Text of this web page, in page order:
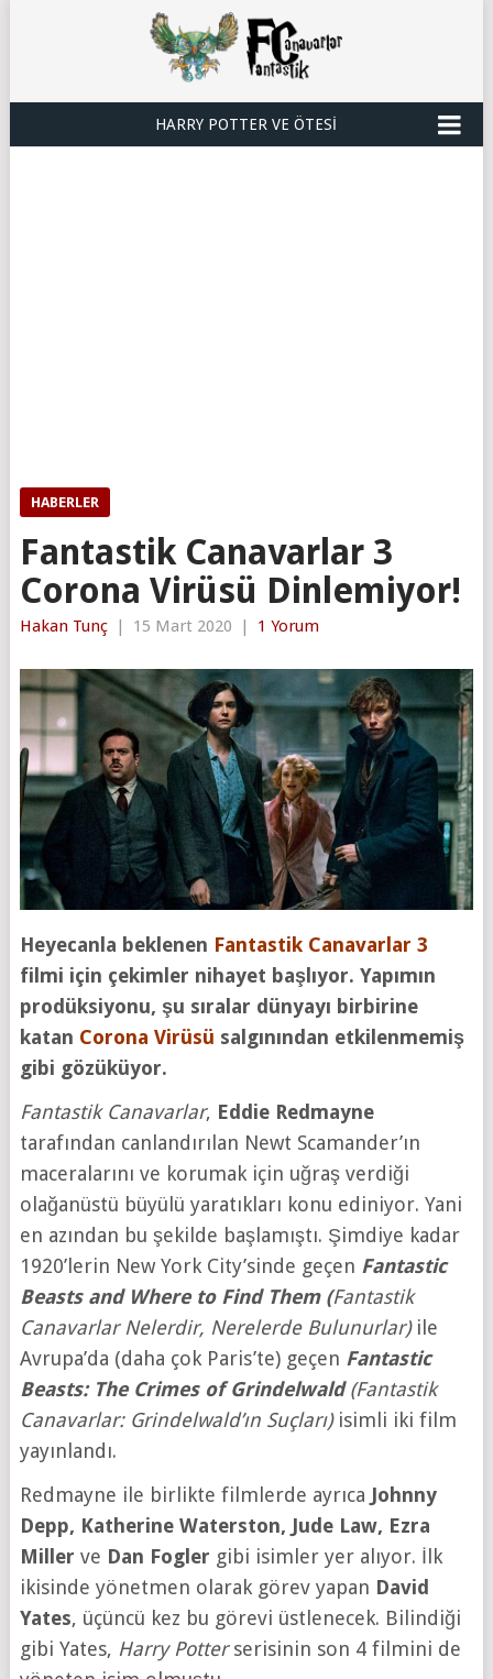
HARRY POTTER VE ÖTESI
HABERLER
Fantastik Canavarlar 3
Corona Virüsü Dinlemiyor!
Hakan Tunç | 15 Mart 2020 | 1 Yorum
Heyecanla beklenen Fantastik Canavarlar 3
filmi için çekimler nihayet başlıyor. Yapımın
prodüksiyonu, şu sıralar dünyayı birbirine
katan Corona Virüsü salgınından etkilenmemiş
gibi gözüküyor.
Fantastik Canavarlar, Eddie Redmayne
tarafından canlandırılan Newt Scamander’ın
maceralarını ve korumak için uğraş verdiği
olağanüstü büyülü yaratıkları konu ediniyor. Yani
en azından bu şekilde başlamıştı. Şimdiye kadar
1920’lerin New York City’sinde geçen Fantastic
Beasts and Where to Find Them (Fantastik
Canavarlar Nelerdir, Nerelerde Bulunurlar) ile
Avrupa’da (daha çok Paris’te) geçen Fantastic
Beasts: The Crimes of Grindelwald(Fantastik
Canavarlar: Grindelwald’ın Suçları) isimli iki film
yayınlandı.
Redmayne ile birlikte filmlerde ayrıca Johnny
Depp, Katherine Waterston, Jude Law, Ezra
Miller ve Dan Fogler gibi isimler yer alıyor. İlk
ikisinde yönetmen olarak görev yapan David
Yates, üçüncü kez bu görevi üstlenecek. Bilindiği
gibi Yates, Harry Potterserisinin son 4 filmini de